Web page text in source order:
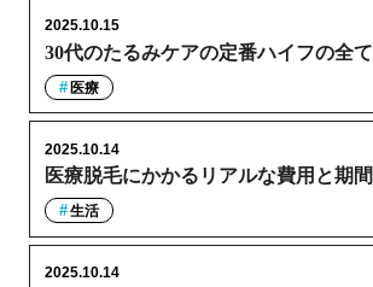
30代のたるみケアの定番ハイフの全て
2025.10.15
医療
医療脱毛にかかるリアルな費用と期間
2025.10.14
生活
2025.10.14